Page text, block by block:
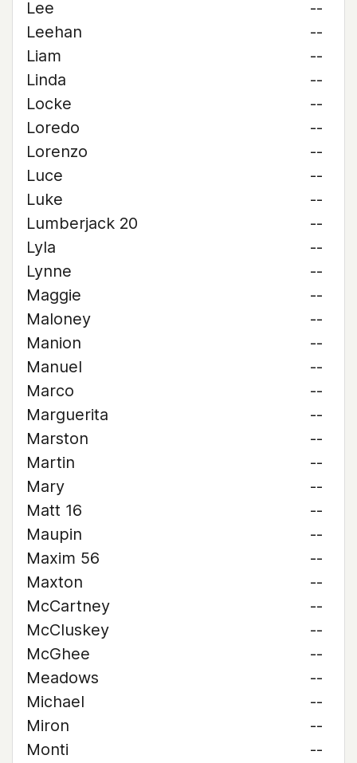
Lee
--
Leehan
--
Liam
--
Linda
--
Locke
--
Loredo
--
Lorenzo
--
Luce
--
Luke
--
Lumberjack 20
--
Lyla
--
Lynne
--
Maggie
--
Maloney
--
Manion
--
Manuel
--
Marco
--
Marguerita
--
Marston
--
Martin
--
Mary
--
Matt 16
--
Maupin
--
Maxim 56
--
Maxton
--
McCartney
--
McCluskey
--
McGhee
--
Meadows
--
Michael
--
Miron
--
Monti
--